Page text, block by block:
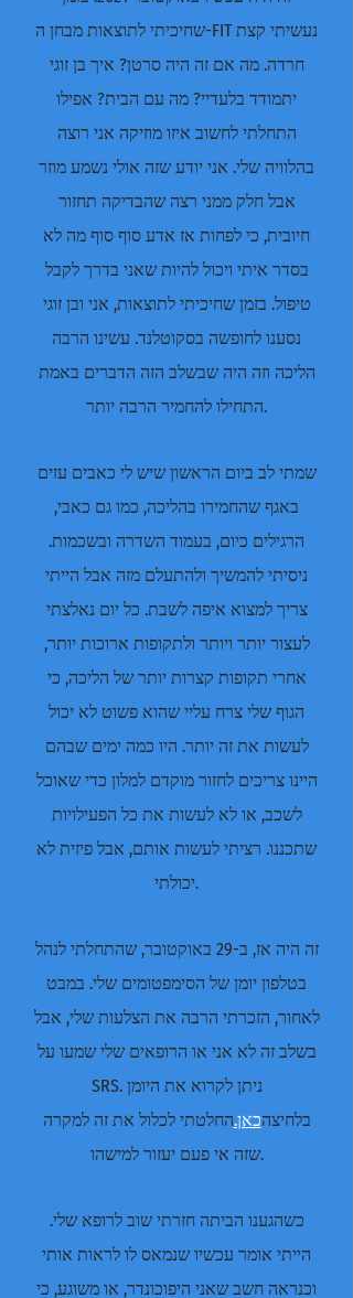
שחיכיתי לתוצאות מבחן ה-FIT נעשיתי קצת
חרדה. מה אם זה היה סרטן? איך בן זוגי
יתמודד בלעדיי? מה עם הבית? אפילו
התחלתי לחשוב איזו מוזיקה אני רוצה
בהלוויה שלי. אני יודע שזה אולי נשמע מוזר
אבל חלק ממני רצה שהבדיקה תחזור
חיובית, כי לפחות אז אדע סוף סוף מה לא
בסדר איתי ויכול להיות שאני בדרך לקבל
טיפול. בזמן שחיכיתי לתוצאות, אני ובן זוגי
נסענו לחופשה בסקוטלנד. עשינו הרבה
הליכה וזה היה שבשלב הזה הדברים באמת
התחילו להחמיר הרבה יותר.
שמתי לב ביום הראשון שיש לי כאבים עזים
באגף שהחמירו בהליכה, כמו גם כאבי,
הרגילים כיום, בעמוד השדרה ובשכמות.
ניסיתי להמשיך ולהתעלם מזה אבל הייתי
צריך למצוא איפה לשבת. כל יום נאלצתי
לעצור יותר ויותר ולתקופות ארוכות יותר,
אחרי תקופות קצרות יותר של הליכה, כי
הגוף שלי צרח עליי שהוא פשוט לא יכול
לעשות את זה יותר. היו כמה ימים שבהם
היינו צריכים לחזור מוקדם למלון כדי שאוכל
לשכב, או לא לעשות את כל הפעילויות
שתכננו. רציתי לעשות אותם, אבל פיזית לא
יכולתי.
זה היה אז, ב-29 באוקטובר, שהתחלתי לנהל
בטלפון יומן של הסימפטומים שלי. במבט
לאחור, הזכרתי הרבה את הצלעות שלי, אבל
בשלב זה לא אני או הרופאים שלי שמעו על
SRS. ניתן לקרוא את היומן
בלחיצהכאן.החלטתי לכלול את זה למקרה
שזה אי פעם יעזור למישהו.
כשהגענו הביתה חזרתי שוב לרופא שלי.
הייתי אומר עכשיו שנמאס לו לראות אותי
וכנראה חשב שאני היפוכונדר, או משוגע, כי